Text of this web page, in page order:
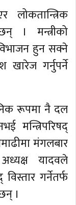
लोकतान्त्रिक
। मन्त्रीको
हुन सक्ने
गर्नुपर्ने
रूपमा नै दल
मन्त्रिपरिषद्
मंगलबार
अध्यक्ष यादवले
गर्नेतर्फ
।